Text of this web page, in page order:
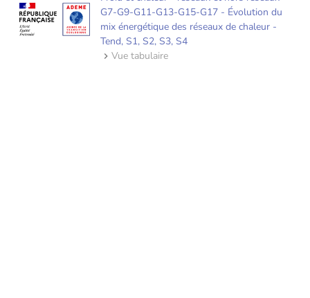
G7-G9-G11-G13-G15-G17 - Évolution du
mix énergétique des réseaux de chaleur -
Tend, S1, S2, S3, S4
Vue tabulaire